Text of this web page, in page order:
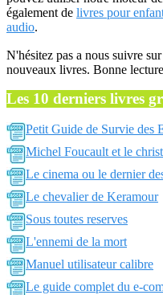
également de livres pour
audio.
N'hésitez pas a nous suivre sur
nouveaux livres. Bonne
Les 10 derniers livres
Petit Guide de Survie des
Michel Foucault et le
Le cinema ou le dernier
Le chevalier de Keramour
Sous toutes reserves
L'ennemi de la mort
Manuel utilisateur calibre
Le guide complet du e-